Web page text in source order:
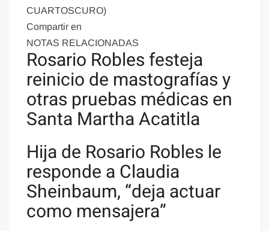
CUARTOSCURO)
Compartir en
NOTAS RELACIONADAS
Rosario Robles festeja
reinicio de mastografías y
otras pruebas médicas en
Santa Martha Acatitla
Hija de Rosario Robles le
responde a Claudia
Sheinbaum, “deja actuar
como mensajera”